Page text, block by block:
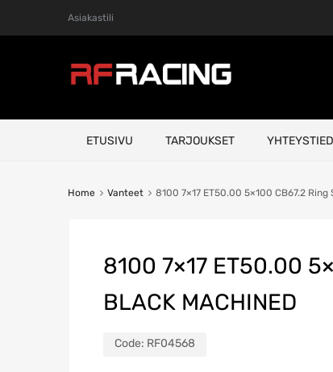
Asiakastili
ETUSIVU TARJOUKSET
Home Vanteet 8100 7×17 ET50.00 5×100 CB67.2 Ring
8100 7×17 ET50.00
BLACK MACHINED
Code: RF04568